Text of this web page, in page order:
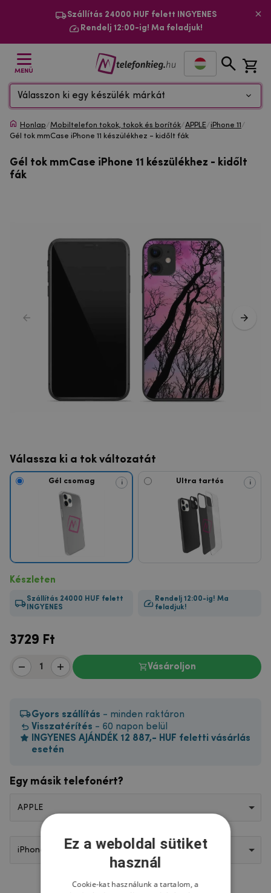
Szállítás 24000 HUF felett INGYENES
Rendelj 12:00-ig! Ma feladjuk!
MENÜ
Válasszon ki egy készülék márkát
Honlap/Mobiltelefon tokok, tokok és borítók/APPLE/iPhone 11/
Gél tok mmCase iPhone 11 készülékhez - kidőlt fák
Gél tok mmCase iPhone 11 készülékhez - kidőlt
fák
Válassza ki a tok változatát
Gél csomag i Ultra tartós i
Készleten
Szállítás 24000 HUF felett
INGYENES
Rendelj 12:00-ig! Ma
feladjuk!
3729 Ft
Vásároljon
Gyors szállítás - minden raktáron
Visszatérítés - 60 napon belül
INGYENES AJÁNDÉK 12 887,- HUF feletti vásárlás
esetén
Egy másik telefonért?
APPLE
iPhone 11
Ez a weboldal sütiket
használ
Cookie-kat használunk a tartalom, a